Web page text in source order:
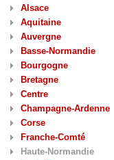
Alsace
Aquitaine
Auvergne
Basse-Normandie
Bourgogne
Bretagne
Centre
Champagne-Ardenne
Corse
Franche-Comté
Haute-Normandie